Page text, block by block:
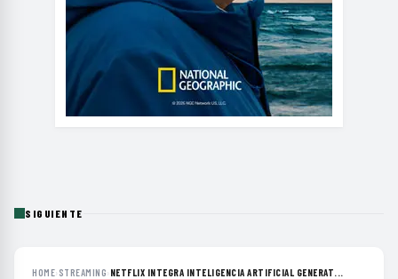
SIGUIENTE
HOME› STREAMING› NETFLIX INTEGRA INTELIGENCIA ARTIFICIAL GENERAT...